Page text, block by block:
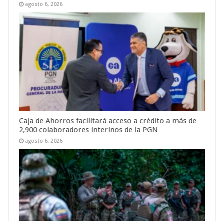
agosto 6, 2026
Caja de Ahorros facilitará acceso a crédito a más de
2,900 colaboradores interinos de la PGN
agosto 6, 2026